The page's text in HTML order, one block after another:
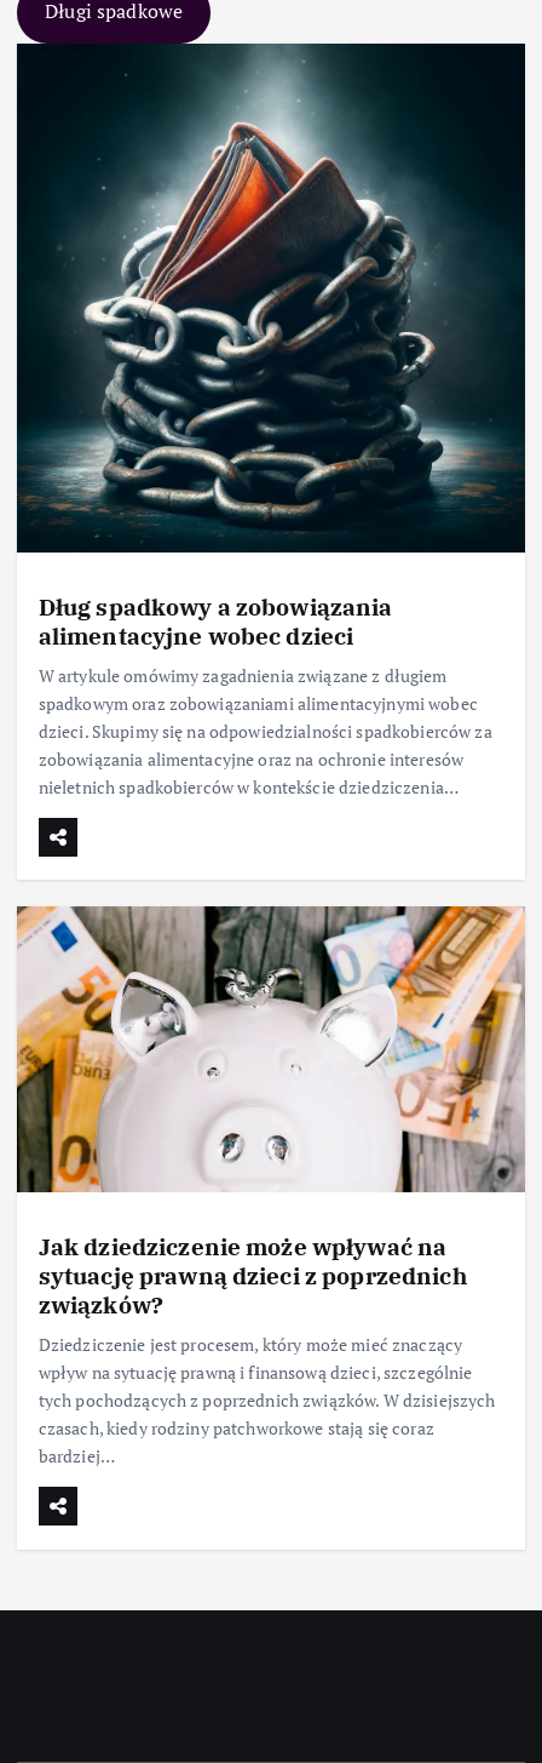
Długi spadkowe
Dług spadkowy a zobowiązania
alimentacyjne wobec dzieci
W artykule omówimy zagadnienia związane z długiem
spadkowym oraz zobowiązaniami alimentacyjnymi wobec
dzieci. Skupimy się na odpowiedzialności spadkobierców za
zobowiązania alimentacyjne oraz na ochronie interesów
nieletnich spadkobierców w kontekście dziedziczenia…
Jak dziedziczenie może wpływać na
sytuację prawną dzieci z poprzednich
związków?
Dziedziczenie jest procesem, który może mieć znaczący
wpływ na sytuację prawną i finansową dzieci, szczególnie
tych pochodzących z poprzednich związków. W dzisiejszych
czasach, kiedy rodziny patchworkowe stają się coraz
bardziej…